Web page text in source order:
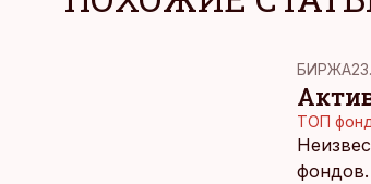
БИРЖА
ТОП